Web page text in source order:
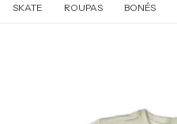
SKATE ROUPAS BONÉS